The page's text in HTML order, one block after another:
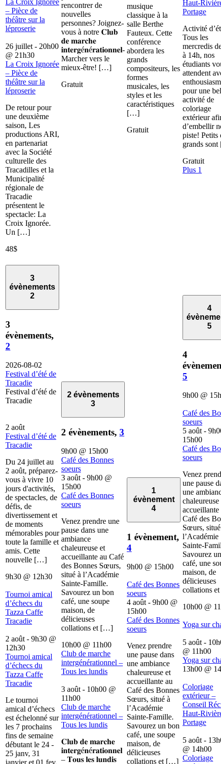
La Croix Ignorée
– Pièce de
théâtre sur la
léproserie
26 juillet - 20h00
@ 21h30
La Croix Ignorée
– Pièce de
théâtre sur la
léproserie
De retour pour
une deuxième
saison, Les
productions ARI,
en partenariat
avec la Société
culturelle des
Tracadilles et la
Municipalité
régionale de
Tracadie
présentent le
spectacle: La
Croix Ignorée.
Un […]
48$
rencontrer de
nouvelles
personnes? Joignez-
vous à notre 𝐂𝐥𝐮𝐛
𝐝𝐞 𝐦𝐚𝐫𝐜𝐡𝐞
𝐢𝐧𝐭𝐞𝐫𝐠é𝐧é𝐫𝐚𝐭𝐢𝐨𝐧𝐧𝐞𝐥-
Marcher vers le
mieux-être! […]
Gratuit
musique
classique à la
salle Berthe
Fauteux. Cette
conférence
abordera les
grands
compositeurs, les
formes
musicales, les
styles et les
caractéristiques
[…]
Gratuit
Haut-
Portage
Activité
Tous les
mercredis
à 14h, nos
étudiants
attendent
pour une
activité de
coloriage
extérieur
d’embellir
piste! Petits
grands
Gratuit
Plus 1
3
évènements
2
3
évènements,
2
2026-08-02
Festival d’été de
Tracadie
Festival d’été de
Tracadie
2 août
Festival d’été de
Tracadie
Du 24 juillet au
2 août, préparez-
vous à vivre 10
jours d'activités,
de spectacles, de
défis, de
divertissement et
de moments
mémorables pour
toute la famille et
amis. Cette
nouvelle […]
9h30 @ 12h30
Tournoi amical
d’échecs du
Tazza Caffe
Tracadie
2 août - 9h30 @
12h30
Tournoi amical
d’échecs du
Tazza Caffe
Tracadie
Le tournoi
amical d’échecs
est échelonné sur
les 7 prochains
fins de semaine
débutant le 24 -
25 janv, 31
2 évènements
3
2 évènements, 3
9h00 @ 15h00
Café des Bonnes
soeurs
3 août - 9h00 @
15h00
Café des Bonnes
soeurs
Venez prendre une
pause dans une
ambiance
chaleureuse et
accueillante au Café
des Bonnes Sœurs,
situé à l’Académie
Sainte-Famille.
Savourez un bon
café, une soupe
maison, de
délicieuses
collations et […]
10h00 @ 11h00
Club de marche
intergénérationnel –
Tous les lundis
3 août - 10h00 @
11h00
Club de marche
intergénérationnel –
Tous les lundis
𝐂𝐥𝐮𝐛 𝐝𝐞 𝐦𝐚𝐫𝐜𝐡𝐞
𝐢𝐧𝐭𝐞𝐫𝐠é𝐧é𝐫𝐚𝐭𝐢𝐨𝐧𝐧𝐞𝐥
– 𝐓𝐨𝐮𝐬 𝐥𝐞𝐬 𝐥𝐮𝐧𝐝𝐢𝐬
1
évènement
4
1 évènement,
4
9h00 @ 15h00
Café des Bonnes
soeurs
4 août - 9h00 @
15h00
Café des Bonnes
soeurs
Venez prendre
une pause dans
une ambiance
chaleureuse et
accueillante au
Café des Bonnes
Sœurs, situé à
l’Académie
Sainte-Famille.
Savourez un bon
café, une soupe
maison, de
délicieuses
collations et […]
4
5
4
5
9h00 @
Café des
soeurs
5 août -
15h00
Café des
soeurs
Venez
une pause
une
chaleureuse
accueillante
Café des
Sœurs,
l’Académie
Sainte-
Savourez
café, une
maison, de
délicieuses
collations
10h00 @
Yoga sur
5 août -
@ 11h00
Yoga sur
13h00 @
Coloriage
extérieur –
Conseil
Haut-
Portage
5 août -
@ 14h00
Coloriage